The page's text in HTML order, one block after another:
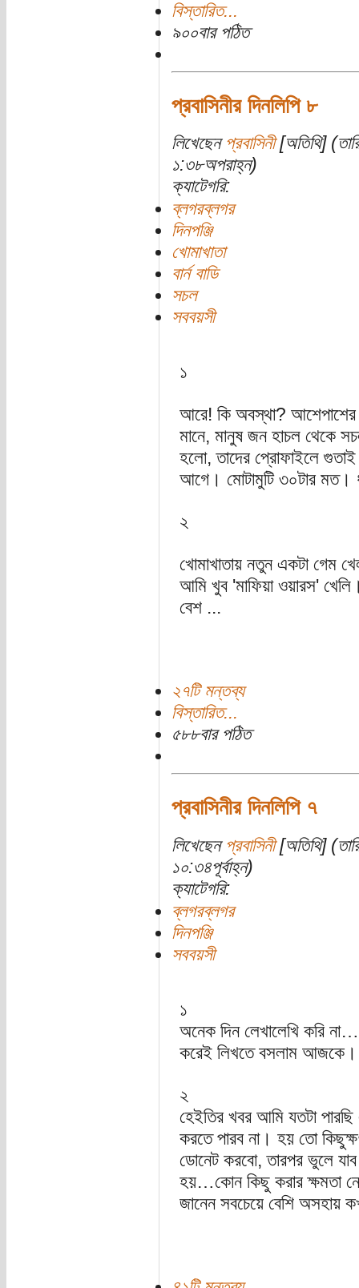
বিস্তারিত...
৯০০বার পঠিত
প্রবাসিনীর দিনলিপি ৮
লিখেছেন প্রবাসিনী[অতিথি]
১:৩৮অপরাহ্ন)
ক্যাটেগরি:
ব্লগরব্লগর
দিনপঞ্জি
খোমাখাতা
বার্ন বাডি
সচল
সববয়সী
১
আরে! কি অবস্থা?
মানে, মানুষ জন হাচল থেকে
হলো, তাদের প্রোফাইলে
আগে। মোটামুটি ৩০টার মত।
২
খোমাখাতায় নতুন একটা গেম
আমি খুব 'মাফিয়া ওয়ারস'
বেশ ...
২৭টি মন্তব্য
বিস্তারিত...
৫৮৮বার পঠিত
প্রবাসিনীর দিনলিপি ৭
লিখেছেন প্রবাসিনী[অতিথি]
১০:৩৪পূর্বাহ্ন)
ক্যাটেগরি:
ব্লগরব্লগর
দিনপঞ্জি
সববয়সী
১
অনেক দিন লেখালেখি করি
করেই লিখতে বসলাম আজকে।
২
হেইতির খবর আমি যতটা
করতে পারব না। হয় তো
ডোনেট করবো, তারপর ভুলে
হয়…কোন কিছু করার ক্ষমতা
জানেন সবচেয়ে বেশি